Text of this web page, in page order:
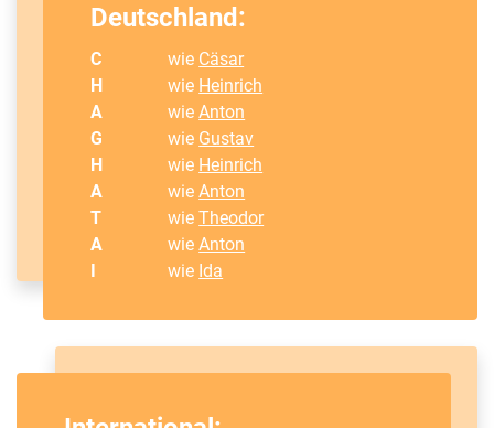
Deutschland:
C wie Cäsar
H
wie Heinrich
A
wieAnton
G
wie Gustav
H
wie Heinrich
A
wieAnton
T
wieTheodor
A
wieAnton
I
wie Ida